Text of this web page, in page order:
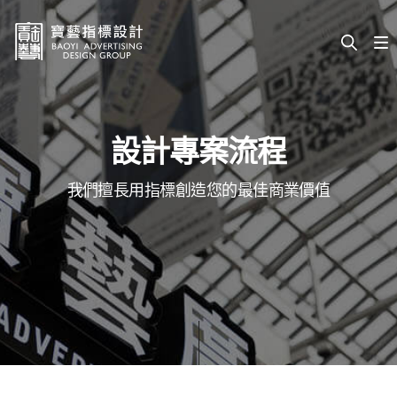
設計專案流程
我們擅長用指標創造您的最佳商業價值